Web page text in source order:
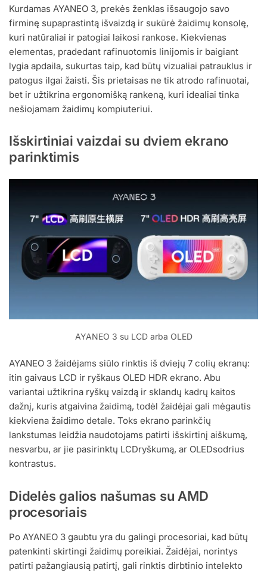
Kurdamas AYANEO 3, prekės ženklas išsaugojo savo
firminę supaprastintą išvaizdą ir sukūrė žaidimų konsolę,
kuri natūraliai ir patogiai laikosi rankose. Kiekvienas
elementas, pradedant rafinuotomis linijomis ir baigiant
lygia apdaila, sukurtas taip, kad būtų vizualiai patrauklus ir
patogus ilgai žaisti. Šis prietaisas ne tik atrodo rafinuotai,
bet ir užtikrina ergonomišką rankeną, kuri idealiai tinka
nešiojamam žaidimų kompiuteriui.
Išskirtiniai vaizdai su dviem ekrano
parinktimis
AYANEO 3 su LCD arba OLED
AYANEO 3 žaidėjams siūlo rinktis iš dviejų 7 colių ekranų:
itin gaivaus LCD ir ryškaus OLED HDR ekrano. Abu
variantai užtikrina ryškų vaizdą ir sklandų kadrų kaitos
dažnį, kuris atgaivina žaidimą, todėl žaidėjai gali mėgautis
kiekviena žaidimo detale. Toks ekrano parinkčių
lankstumas leidžia naudotojams patirti išskirtinį aiškumą,
nesvarbu, ar jie pasirinktų LCDryškumą, ar OLEDsodrius
kontrastus.
Didelės galios našumas su AMD
procesoriais
Po AYANEO 3 gaubtu yra du galingi procesoriai, kad būtų
patenkinti skirtingi žaidimų poreikiai. Žaidėjai, norintys
patirti pažangiausią patirtį, gali rinktis dirbtinio intelekto